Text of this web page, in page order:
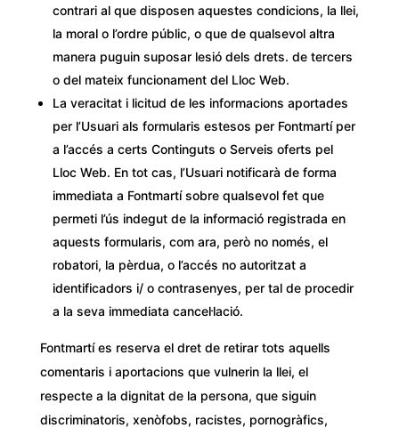
contrari al que disposen aquestes condicions, la llei,
la moral o l’ordre públic, o que de qualsevol altra
manera puguin suposar lesió dels drets. de tercers
o del mateix funcionament del Lloc Web.
La veracitat i licitud de les informacions aportades
per l’Usuari als formularis estesos per Fontmartí per
a l’accés a certs Continguts o Serveis oferts pel
Lloc Web. En tot cas, l’Usuari notificarà de forma
immediata a Fontmartí sobre qualsevol fet que
permeti l’ús indegut de la informació registrada en
aquests formularis, com ara, però no només, el
robatori, la pèrdua, o l’accés no autoritzat a
identificadors i/ o contrasenyes, per tal de procedir
a la seva immediata cancel·lació.
Fontmartí es reserva el dret de retirar tots aquells
comentaris i aportacions que vulnerin la llei, el
respecte a la dignitat de la persona, que siguin
discriminatoris, xenòfobs, racistes, pornogràfics,